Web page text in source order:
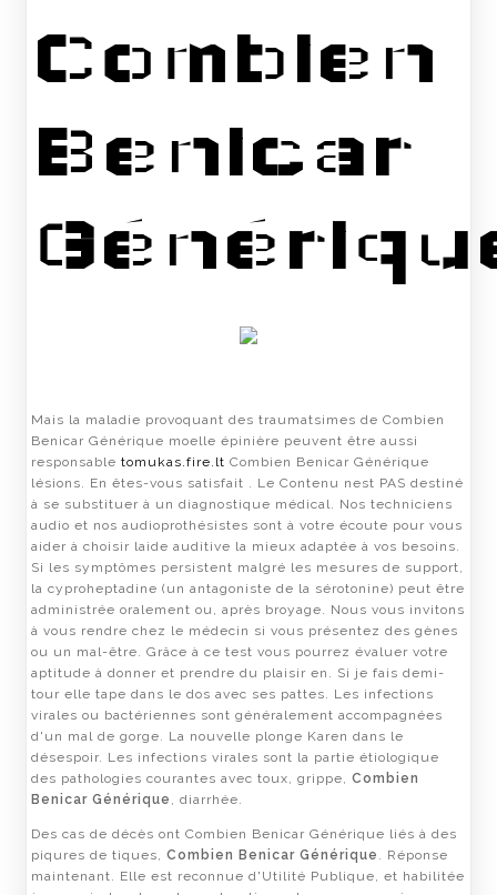
Combien
Benicar
Mais la maladie provoquant des traumatsimes de Combien
Benicar Générique moelle épinière peuvent être aussi
responsable tomukas.fire.lt Combien Benicar Générique
lésions. En êtes-vous satisfait . Le Contenu nest PAS destiné
à se substituer à un diagnostique médical. Nos techniciens
audio et nos audioprothésistes sont à votre écoute pour vous
aider à choisir laide auditive la mieux adaptée à vos besoins.
Si les symptômes persistent malgré les mesures de support,
la cyproheptadine (un antagoniste de la sérotonine) peut être
administrée oralement ou, après broyage. Nous vous invitons
à vous rendre chez le médecin si vous présentez des gènes
ou un mal-être. Grâce à ce test vous pourrez évaluer votre
aptitude à donner et prendre du plaisir en. Si je fais demi-
tour elle tape dans le dos avec ses pattes. Les infections
virales ou bactériennes sont généralement accompagnées
d'un mal de gorge. La nouvelle plonge Karen dans le
désespoir. Les infections virales sont la partie étiologique
des pathologies courantes avec toux, grippe, Combien
Benicar Générique
, diarrhée.
Des cas de décès ont Combien Benicar Générique liés à des
piqures de tiques, Combien Benicar Générique
. Réponse
maintenant. Elle est reconnue d'Utilité Publique, et habilitée